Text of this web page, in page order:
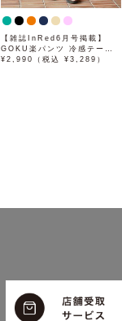
【雑誌InRed6月号掲載】
GOKU楽パンツ 冷感テーパ
ード【接触冷感】
¥2,990（税込 ¥3,289）